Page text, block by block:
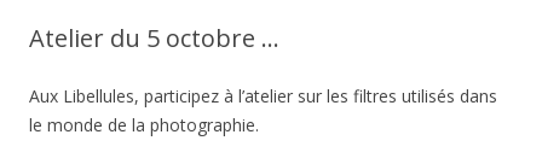
Atelier du 5 octobre …
Aux Libellules, participez à l’atelier sur les filtres utilisés dans
le monde de la photographie.